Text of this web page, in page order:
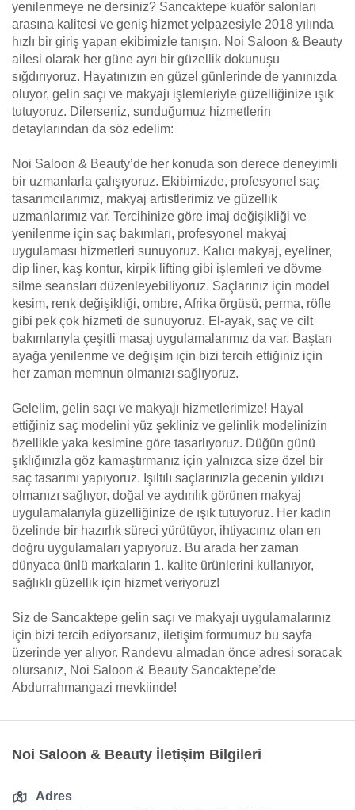
yenilenmeye ne dersiniz? Sancaktepe kuaför salonları
arasına kalitesi ve geniş hizmet yelpazesiyle 2018 yılında
hızlı bir giriş yapan ekibimizle tanışın. Noi Saloon & Beauty
ailesi olarak her güne ayrı bir güzellik dokunuşu
sığdırıyoruz. Hayatınızın en güzel günlerinde de yanınızda
oluyor, gelin saçı ve makyajı işlemleriyle güzelliğinize ışık
tutuyoruz. Dilerseniz, sunduğumuz hizmetlerin
detaylarından da söz edelim:
Noi Saloon & Beauty’de her konuda son derece deneyimli
bir uzmanlarla çalışıyoruz. Ekibimizde, profesyonel saç
tasarımcılarımız, makyaj artistlerimiz ve güzellik
uzmanlarımız var. Tercihinize göre imaj değişikliği ve
yenilenme için saç bakımları, profesyonel makyaj
uygulaması hizmetleri sunuyoruz. Kalıcı makyaj, eyeliner,
dip liner, kaş kontur, kirpik lifting gibi işlemleri ve dövme
silme seansları düzenleyebiliyoruz. Saçlarınız için model
kesim, renk değişikliği, ombre, Afrika örgüsü, perma, röfle
gibi pek çok hizmeti de sunuyoruz. El-ayak, saç ve cilt
bakımlarıyla çeşitli masaj uygulamalarımız da var. Baştan
ayağa yenilenme ve değişim için bizi tercih ettiğiniz için
her zaman memnun olmanızı sağlıyoruz.
Gelelim, gelin saçı ve makyajı hizmetlerimize! Hayal
ettiğiniz saç modelini yüz şekliniz ve gelinlik modelinizin
özellikle yaka kesimine göre tasarlıyoruz. Düğün günü
şıklığınızla göz kamaştırmanız için yalnızca size özel bir
saç tasarımı yapıyoruz. Işıltılı saçlarınızla gecenin yıldızı
olmanızı sağlıyor, doğal ve aydınlık görünen makyaj
uygulamalarıyla güzelliğinize de ışık tutuyoruz. Her kadın
özelinde bir hazırlık süreci yürütüyor, ihtiyacınız olan en
doğru uygulamaları yapıyoruz. Bu arada her zaman
dünyaca ünlü markaların 1. kalite ürünlerini kullanıyor,
sağlıklı güzellik için hizmet veriyoruz!
Siz de Sancaktepe gelin saçı ve makyajı uygulamalarınız
için bizi tercih ediyorsanız, iletişim formumuz bu sayfa
üzerinde yer alıyor. Randevu almadan önce adresi soracak
olursanız, Noi Saloon & Beauty Sancaktepe’de
Abdurrahmangazi mevkiinde!
Noi Saloon & Beauty İletişim Bilgileri
Adres